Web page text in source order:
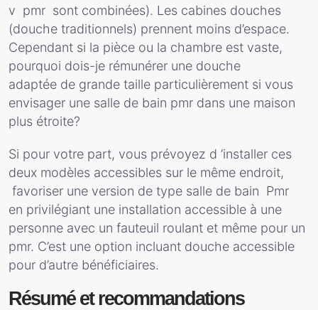
v pmr sont combinées). Les cabines douches
(douche traditionnels) prennent moins d’espace.
Cependant si la pièce ou la chambre est vaste,
pourquoi dois-je rémunérer une douche
adaptée de grande taille particulièrement si vous
envisager une salle de bain pmr dans une maison
plus étroite?
Si pour votre part, vous prévoyez d ’installer ces
deux modèles accessibles sur le même endroit,
favoriser une version de type salle de bain Pmr
en privilégiant une installation accessible à une
personne avec un fauteuil roulant et même pour un
pmr. C’est une option incluant douche accessible
pour d’autre bénéficiaires.
Résumé et recommandations